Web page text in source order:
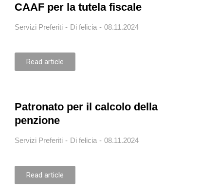
CAAF per la tutela fiscale
Servizi Preferiti Di felicia 08.11.2024
Read article
Patronato per il calcolo della
penzione
Servizi Preferiti Di felicia 08.11.2024
Read article